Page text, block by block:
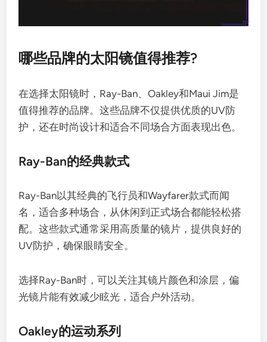
哪些品牌的太阳镜值得推荐?
在选择太阳镜时，Ray-Ban、Oakley和Maui Jim是
值得推荐的品牌。这些品牌不仅提供优质的UV防
护，还在时尚设计和适合不同场合方面表现出色。
Ray-Ban的经典款式
Ray-Ban以其经典的飞行员和Wayfarer款式而闻
名，适合多种场合，从休闲到正式场合都能轻松搭
配。这些款式通常采用高质量的镜片，提供良好的
UV防护，确保眼睛安全。
选择Ray-Ban时，可以关注其镜片颜色和涂层，偏
光镜片能有效减少眩光，适合户外活动。
Oakley的运动系列